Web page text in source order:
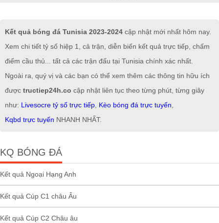
Kết quả bóng đá Tunisia 2023-2024 cập nhật mới nhất hôm nay.
Xem chi tiết tỷ số hiệp 1, cả trận, diễn biến kết quả trực tiếp, chấm
điểm cầu thủ... tất cả các trận đấu tại Tunisia chính xác nhất.
Ngoài ra, quý vị và các bạn có thể xem thêm các thông tin hữu ích
được tructiep24h.co cập nhật liên tục theo từng phút, từng giây
như: Livesocre tỷ số trực tiếp Kèo bóng đá trực tuyến
Kqbd trực tuyến NHANH NHẤT.
KQ BÓNG ĐÁ
Kết quả Ngoại Hạng Anh
Kết quả Cúp C1 châu Âu
Kết quả Cúp C2 Châu âu